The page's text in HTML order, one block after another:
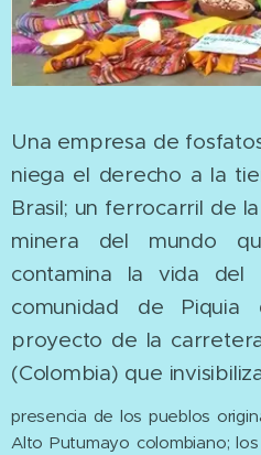
Una empresa de
niega el derecho a la
Brasil; un ferrocarril de
minera del mundo
contamina la vida del
comunidad de
proyecto de la
(Colombia) que
presencia de los pueblos
Alto Putumayo colombiano;